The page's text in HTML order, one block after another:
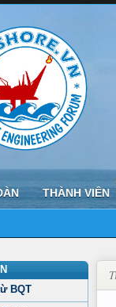
THÀNH VIÊN
BQT